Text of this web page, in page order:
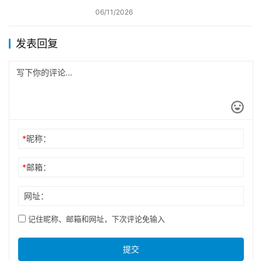
06/11/2026
发表回复
*昵称：
*邮箱：
网址：
记住昵称、邮箱和网址，下次评论免输入
提交